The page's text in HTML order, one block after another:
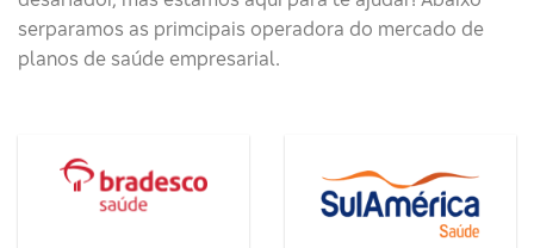
serparamos as primcipais operadora do mercado de
planos de saúde empresarial.